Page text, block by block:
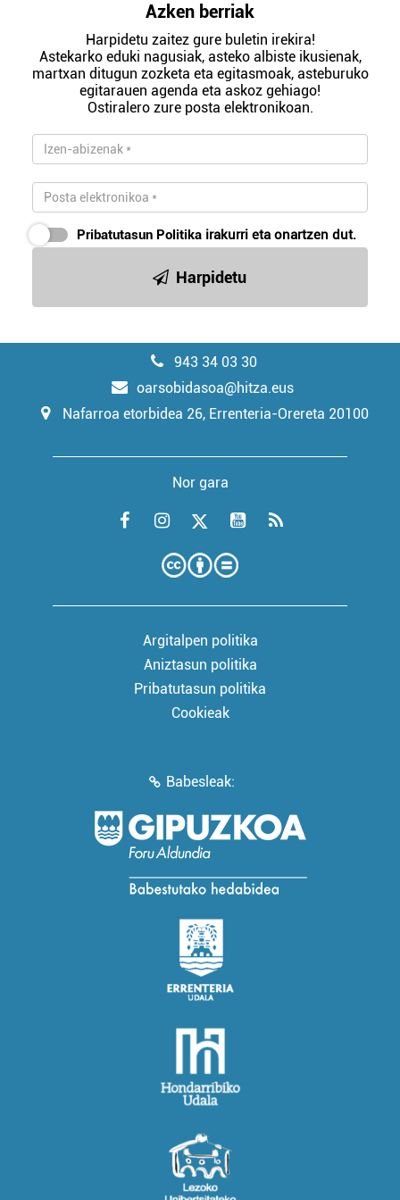
Azken berriak
Harpidetu zaitez gure buletin irekira!
Astekarko eduki nagusiak, asteko albiste ikusienak,
martxan ditugun zozketa eta egitasmoak, asteburuko
egitarauen agenda eta askoz gehiago!
Ostiralero zure posta elektronikoan.
Pribatutasun Politika irakurri eta onartzen dut.
Harpidetu
943 34 03 30
oarsobidasoa@hitza.eus
Nafarroa etorbidea 26, Errenteria-Orereta 20100
Nor gara
Argitalpen politika
Aniztasun politika
Pribatutasun politika
Cookieak
Babesleak: